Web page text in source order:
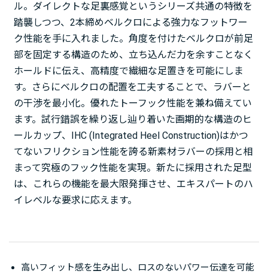
ル。ダイレクトな足裏感覚というシリーズ共通の特徴を
踏襲しつつ、2本締めベルクロによる強力なフットワー
ク性能を手に入れました。角度を付けたベルクロが前足
部を固定する構造のため、立ち込んだ力を余すことなく
ホールドに伝え、高精度で繊細な足置きを可能にしま
す。さらにベルクロの配置を工夫することで、ラバーと
の干渉を最小化。優れたトーフック性能を兼ね備えてい
ます。試行錯誤を繰り返し辿り着いた画期的な構造のヒ
ールカップ、IHC (Integrated Heel Construction)はかつ
てないフリクション性能を誇る新素材ラバーの採用と相
まって究極のフック性能を実現。新たに採用された足型
は、これらの機能を最大限発揮させ、エキスパートのハ
イレベルな要求に応えます。
高いフィット感を生み出し、ロスのないパワー伝達を可能